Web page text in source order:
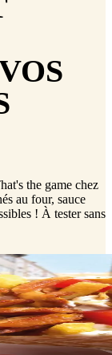
the game chez
au four, sauce
! À tester sans